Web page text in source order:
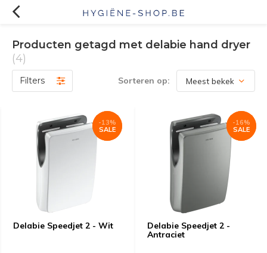
Producten getagd met delabie hand dryer
(4)
Filters Sorteren op:
Delabie Speedjet 2 - Wit
-13%
SALE
-13%
SALE
Delabie Speedjet 2 -
Antraciet
-16%
SALE
-16%
SALE